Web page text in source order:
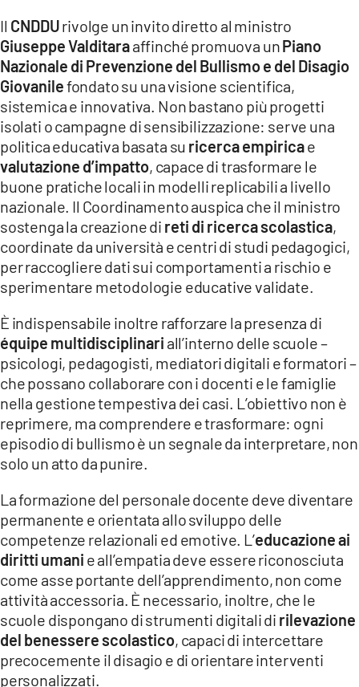
Il CNDDUrivolge un invito diretto al ministro
Giuseppe Valditaraaffinché promuova unPiano
Nazionale di Prevenzione del Bullismo e del Disagio
Giovanilefondato su una visione scientifica,
sistemica e innovativa. Non bastano più progetti
isolati o campagne di sensibilizzazione: serve una
politica educativa basata su ricerca empiricae
valutazione d’impatto, capace di trasformare le
buone pratiche locali in modelli replicabili a livello
nazionale. Il Coordinamento auspica che il ministro
sostenga la creazione di reti di ricerca scolastica,
coordinate da università e centri di studi pedagogici,
per raccogliere dati sui comportamenti a rischio e
sperimentare metodologie educative validate.
È indispensabile inoltre rafforzare la presenza di
équipe multidisciplinari all’interno delle scuole –
psicologi, pedagogisti, mediatori digitali e formatori –
che possano collaborare con i docenti e le famiglie
nella gestione tempestiva dei casi. L’obiettivo non è
reprimere, ma comprendere e trasformare: ogni
episodio di bullismo è un segnale da interpretare, non
solo un atto da punire.
La formazione del personale docente deve diventare
permanente e orientata allo sviluppo delle
competenze relazionali ed emotive. L’educazione ai
diritti umani e all’empatia deve essere riconosciuta
come asse portante dell’apprendimento, non come
attività accessoria. È necessario, inoltre, che le
scuole dispongano di strumenti digitali di rilevazione
del benessere scolastico, capaci di intercettare
precocemente il disagio e di orientare interventi
personalizzati.